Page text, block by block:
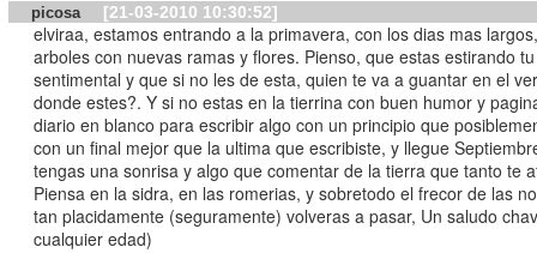
picosa [21-03-2010 10:30:52]
elviraa, estamos entrando a la primavera, con los dias mas
arboles con nuevas ramas y flores. Pienso, que estas estirando
sentimental y que si no les de esta, quien te va a guantar en el
donde estes?. Y si no estas en la tierrina con buen humor y
diario en blanco para escribir algo con un principio que
con un final mejor que la ultima que escribiste, y llegue
tengas una sonrisa y algo que comentar de la tierra que tanto te
Piensa en la sidra, en las romerias, y sobretodo el frecor de las
tan placidamente (seguramente) volveras a pasar, Un saludo
cualquier edad)